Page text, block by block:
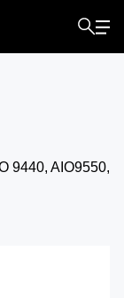
9440, AIO9550,